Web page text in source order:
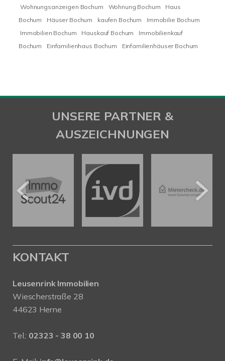
Wohnungsanzeigen Bochum
Wohnung Bochum
Haus
Bochum
Häuser Bochum kaufen Bochum
Immobilie Bochum
Immobilien Bochum
Hauskauf Bochum
Immobilienkauf
Bochum
Einfamilienhaus Bochum Einfamilienhäuser Bochum
UNSERE PARTNER &
AUSZEICHNUNGEN
KONTAKT
Leusenrink Immobilien
Wiescherstraße 28
44623 Herne
Tel.: 02323 - 38 00 10